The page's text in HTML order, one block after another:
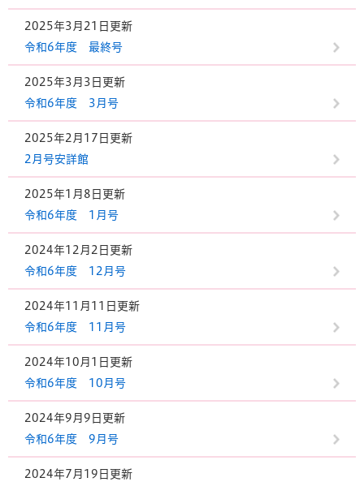
2025年3月21日更新
令和6年度 最終号
2025年3月3日更新
令和6年度 3月号
2025年2月17日更新
2月号安詳館
2025年1月8日更新
令和6年度 1月号
2024年12月2日更新
令和6年度 12月号
2024年11月11日更新
令和6年度 11月号
2024年10月1日更新
令和6年度 10月号
2024年9月9日更新
令和6年度 9月号
2024年7月19日更新